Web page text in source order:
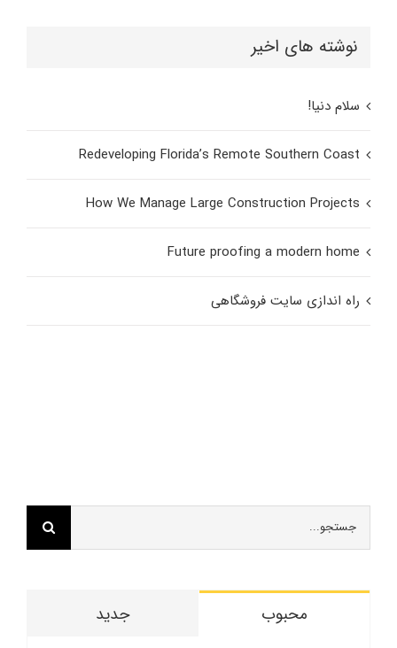
نوشته های اخیر
سلام دنیا!
Redeveloping Florida’s Remote Southern Coast
How We Manage Large Construction Projects
Future proofing a modern home
راه اندازی سایت فروشگاهی
جستجو
برای:
محبوب جدید